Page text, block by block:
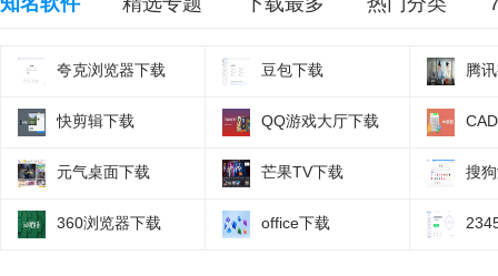
夸克浏览器下载 豆包下载 腾
快剪辑下载 QQ游戏大厅下载
元气桌面下载 芒果TV下载 搜
360浏览器下载 office下载